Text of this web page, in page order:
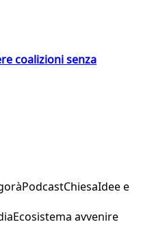
coalizioni senza
PodcastChiesaIdee e
Ecosistema avvenire